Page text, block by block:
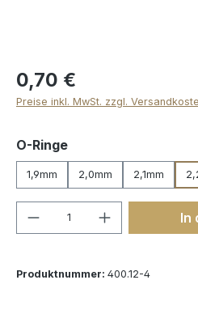
0,70 €
Preise inkl. MwSt. zzgl.
O-Ringeauswählen
1,9mm 2,0mm 2,1mm
Produkt Anzahl: In
Produktnummer: 400.12-4